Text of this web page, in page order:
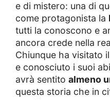
e di mistero: una di
come protagonista la
tutti la conoscono e
ancora crede nella
Chiunque ha visitato
e conosciuto i suoi
avrà sentito almeno
questa storia che in